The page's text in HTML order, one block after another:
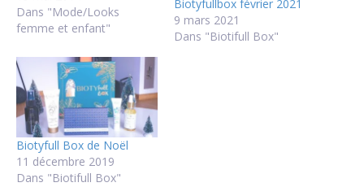
Dans "Mode/Looks
femme et enfant"
Biotyfullbox février 2021
9 mars 2021
Dans "Biotifull Box"
Biotyfull Box de Noël
11 décembre 2019
Dans "Biotifull Box"